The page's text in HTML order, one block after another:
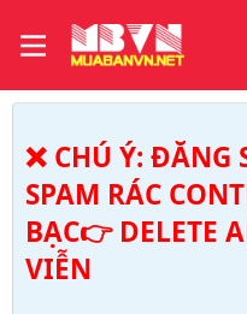
❌ CHÚ Ý: ĐĂNG
SPAM RÁC
BẠC👉 DELETE
VIỄN